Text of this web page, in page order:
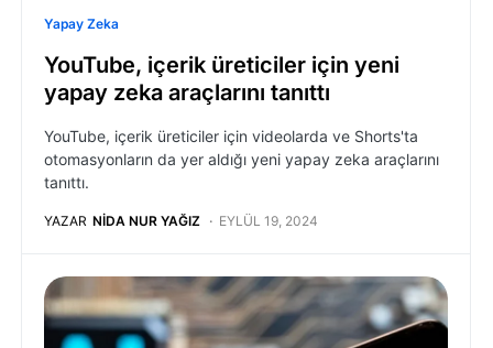
Yapay Zeka
YouTube, içerik üreticiler için yeni
yapay zeka araçlarını tanıttı
YouTube, içerik üreticiler için videolarda ve Shorts'ta
otomasyonların da yer aldığı yeni yapay zeka araçlarını
tanıttı.
YAZAR NIDA NUR YAĞIZ EYLÜL 19, 2024